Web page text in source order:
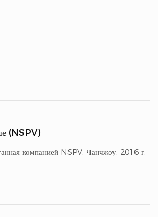
(NSPV)
компанией NSPV, Чанчжоу, 2016 г.